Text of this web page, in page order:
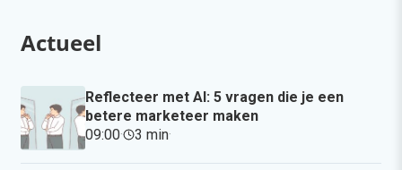
Actueel
Reflecteer met AI: 5 vragen die je een
betere marketeer maken
09:00· 3 min·